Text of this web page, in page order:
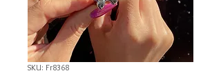
SKU: Fr8368